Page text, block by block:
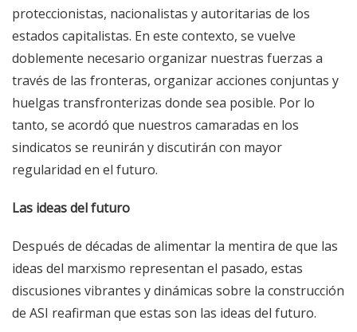
proteccionistas, nacionalistas y autoritarias de los
estados capitalistas. En este contexto, se vuelve
doblemente necesario organizar nuestras fuerzas a
través de las fronteras, organizar acciones conjuntas y
huelgas transfronterizas donde sea posible. Por lo
tanto, se acordó que nuestros camaradas en los
sindicatos se reunirán y discutirán con mayor
regularidad en el futuro.
Las ideas del futuro
Después de décadas de alimentar la mentira de que las
ideas del marxismo representan el pasado, estas
discusiones vibrantes y dinámicas sobre la construcción
de ASI reafirman que estas son las ideas del futuro.